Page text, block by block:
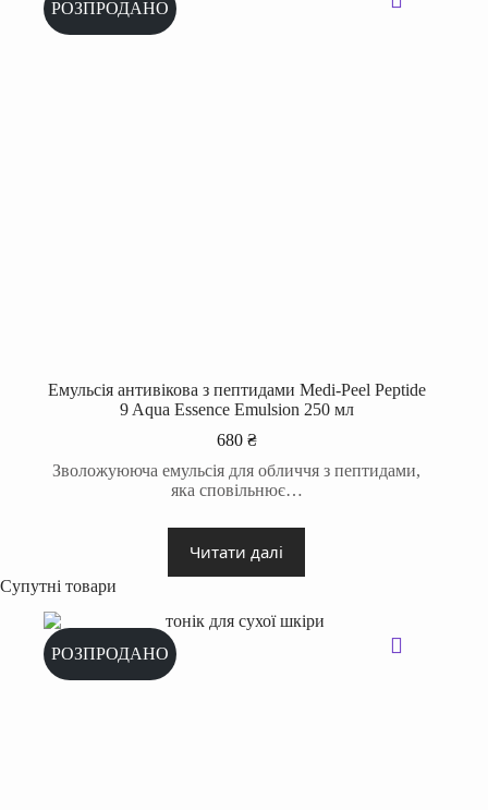
РОЗПРОДАНО
Емульсія антивікова з пептидами Medi-Peel Peptide
9 Aqua Essence Emulsion 250 мл
680 ₴
Зволожуююча емульсія для обличчя з пептидами,
яка сповільнює…
Читати далі
Супутні товари
РОЗПРОДАНО